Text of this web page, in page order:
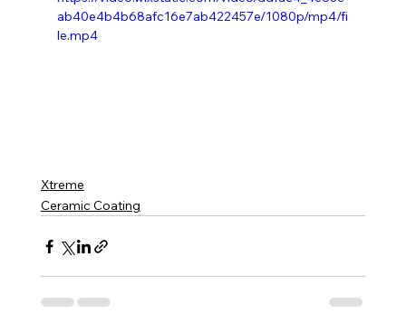
ab40e4b4b68afc16e7ab422457e/1080p/mp4/fi
le.mp4
Xtreme
Ceramic Coating